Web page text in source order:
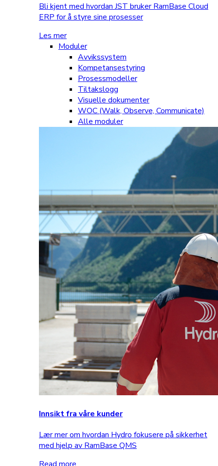
Bli kjent med hvordan JST bruker RamBase Cloud
ERP for å styre sine prosesser
Les mer
Moduler
Avvikssystem
Kompetansestyring
Prosessmodeller
Tiltakslogg
Visuelle dokumenter
WOC (Walk, Observe, Communicate)
Alle moduler
Innsikt fra våre kunder
Lær mer om hvordan Hydro fokusere på sikkerhet
med hjelp av RamBase QMS